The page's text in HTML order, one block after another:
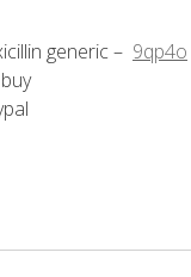
9qp4o
generic –
buy